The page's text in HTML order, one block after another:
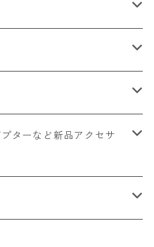
ターなど新品アクセサ